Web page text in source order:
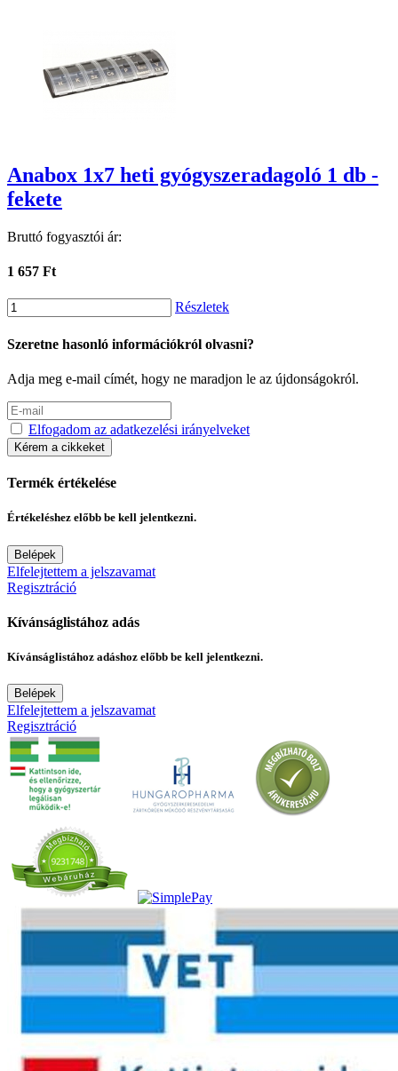
Anabox 1x7 heti gyógyszeradagoló 1 db -
fekete
Bruttó fogyasztói ár:
1 657 Ft
Részletek
Szeretne hasonló információkról olvasni?
Adja meg e-mail címét, hogy ne maradjon le az újdonságokról.
Elfogadom az adatkezelési irányelveket
Kérem a cikkeket
Termék értékelése
Értékeléshez előbb be kell jelentkezni.
Belépek
Elfelejtettem a jelszavamat
Regisztráció
Kívánságlistához adás
Kívánságlistához adáshoz előbb be kell jelentkezni.
Belépek
Elfelejtettem a jelszavamat
Regisztráció